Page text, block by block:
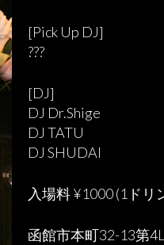
[Pick Up DJ]
???
[DJ]
DJ Dr.Shige
DJ TATU
DJ SHUDAI
入場料 ¥1000 (1ドリ
函館市本町32-13第